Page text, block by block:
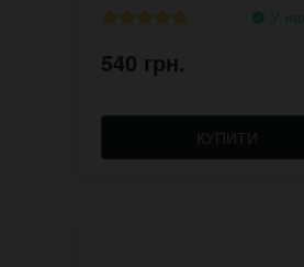
У
540 грн.
КУПИТИ